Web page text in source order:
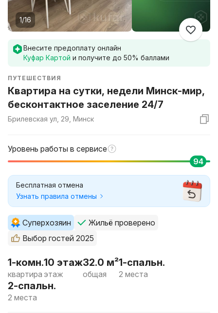
1/16
Внесите предоплату онлайн
Куфар Картой и получите до 50% баллами
ПУТЕШЕСТВИЯ
Квартира на сутки, недели Минск-мир,
бесконтактное заселение 24/7
Брилевская ул, 29, Минск
Уровень работы в сервисе
94
Бесплатная отмена
Узнать правила отмены
Суперхозяин
Жильё проверено
Выбор гостей 2025
1-комн.
квартира
10 этаж
этаж
32.0 м²
общая
1-спальн.
2 места
2-спальн.
2 места